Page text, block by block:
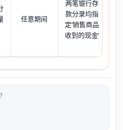
任意期间
两笔银行存
款分录均指
定‘销售商品
收到的现金’